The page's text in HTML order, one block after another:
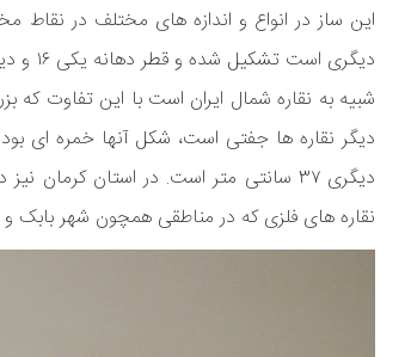
این ساز در انواع و اندازه های مختلف در نقاط
شبیه به نقاره شمال ایران است با این تفاوت که
دیگری ۳۷ سانتی متر است. در استان
نقاره های فلزی که در مناطقی همچون شهر بابک و